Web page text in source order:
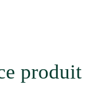
produit